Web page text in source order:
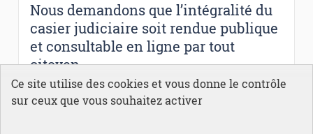
Nous demandons que l’intégralité du
casier judiciaire soit rendue publique
et consultable en ligne par tout
citoyen
Maissane BOURICHE
EN COURS
Ce site utilise des cookies et vous donne le contrôle
sur ceux que vous souhaitez activer